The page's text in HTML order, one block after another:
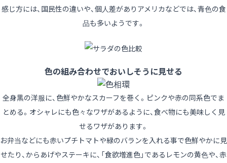
感じ方には、国民性の違いや、個人差がありアメリカなどでは、青色の食
品も多いようです。
色の組み合わせでおいしそうに見せる
全身黒の洋服に、色鮮やかなスカーフを巻く。ピンクや赤の同系色でま
とめる。オシャレにも色々なワザがあるように、食べ物にも美味しく見
せるワザがあります。
お弁当などにも赤いプチトマトや緑のバランを入れる事で色鮮やかに見
せたり、からあげやステーキに、「食欲増進色」であるレモンの黄色や、赤